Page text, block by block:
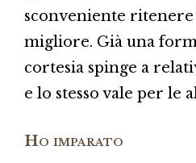
sconveniente
migliore. Già una
cortesia spinge a
e lo stesso vale per le
Ho imparato